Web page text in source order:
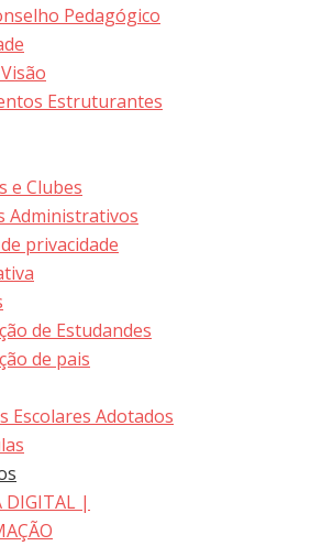
Pedagógico
Estruturantes
e Clubes
Administrativos
privacidade
de Estudandes
de pais
Escolares Adotados
DIGITAL |